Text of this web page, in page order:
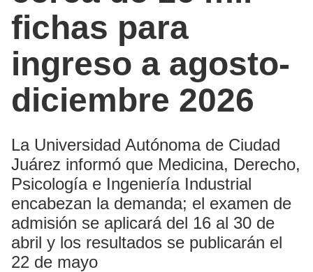
fichas para
ingreso a agosto-
diciembre 2026
La Universidad Autónoma de Ciudad
Juárez informó que Medicina, Derecho,
Psicología e Ingeniería Industrial
encabezan la demanda; el examen de
admisión se aplicará del 16 al 30 de
abril y los resultados se publicarán el
22 de mayo